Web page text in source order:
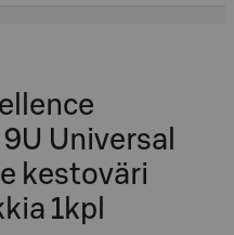
Universal
kestoväri
1kpl